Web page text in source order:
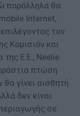
παράλληλα θα
Internet,
τον
Κομισιόν και
της Ε.Ε., Neelie
πτώση
γίνει αισθητή
δεν είναι
σε